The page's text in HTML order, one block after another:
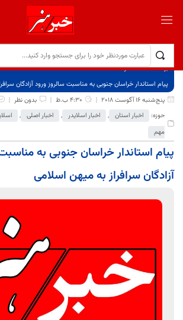
برگ نخست
نوشته‌ها
پیام استاندار خراسان جنوبی به مناسبت سالروز ورود آزادگان
پنج‌شنبه 16 آگوست 2018
4:30 ب.ظ بدون نظر
حوزه:
اخبار استان , اخبار اسلایدر , اخبار اصلی ,
مهم
پیام استاندار خراسان جنوبی به
آزادگان سرافراز به میهن اسلامی